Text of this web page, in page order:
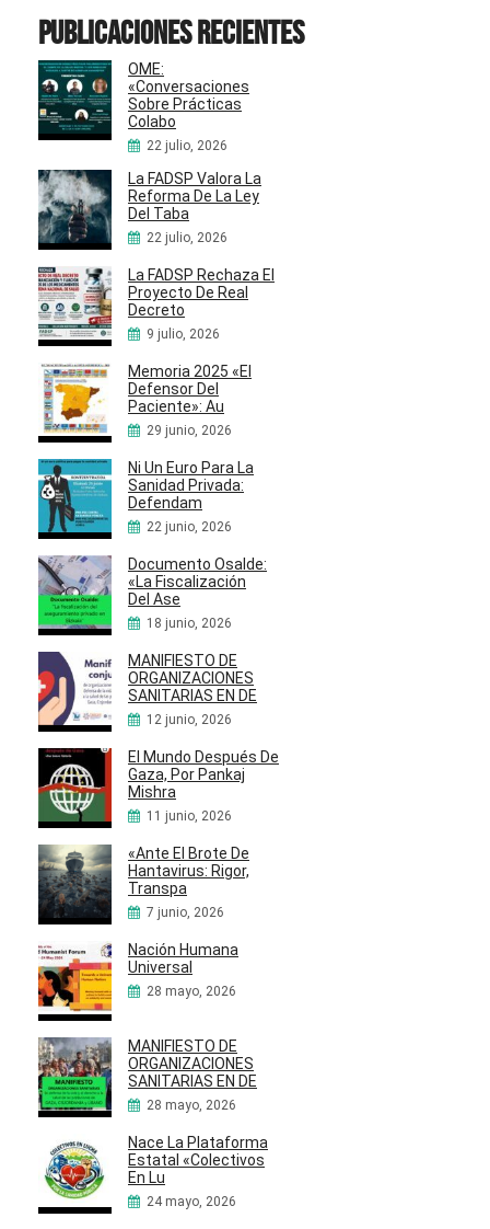
Publicaciones recientes
OME:
«Conversaciones
Sobre Prácticas
Colabo
22 julio, 2026
La FADSP Valora La
Reforma De La Ley
Del Taba
22 julio, 2026
La FADSP Rechaza El
Proyecto De Real
Decreto
9 julio, 2026
Memoria 2025 «El
Defensor Del
Paciente»: Au
29 junio, 2026
Ni Un Euro Para La
Sanidad Privada:
Defendam
22 junio, 2026
Documento Osalde:
«La Fiscalización
Del Ase
18 junio, 2026
MANIFIESTO DE
ORGANIZACIONES
SANITARIAS EN DE
12 junio, 2026
El Mundo Después De
Gaza, Por Pankaj
Mishra
11 junio, 2026
«Ante El Brote De
Hantavirus: Rigor,
Transpa
7 junio, 2026
Nación Humana
Universal
28 mayo, 2026
MANIFIESTO DE
ORGANIZACIONES
SANITARIAS EN DE
28 mayo, 2026
Nace La Plataforma
Estatal «Colectivos
En Lu
24 mayo, 2026